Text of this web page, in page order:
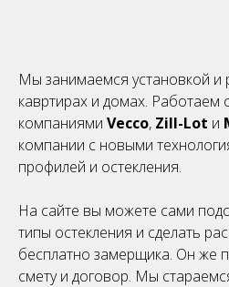
Мы занимаемся установкой и
кавртирах и домах. Работаем
компаниями Vecco, Zill-Lot и
компании с новыми
профилей и остекления.
На сайте вы можете сами
типы остекления и сделать
бесплатно замерщика. Он же
смету и договор. Мы